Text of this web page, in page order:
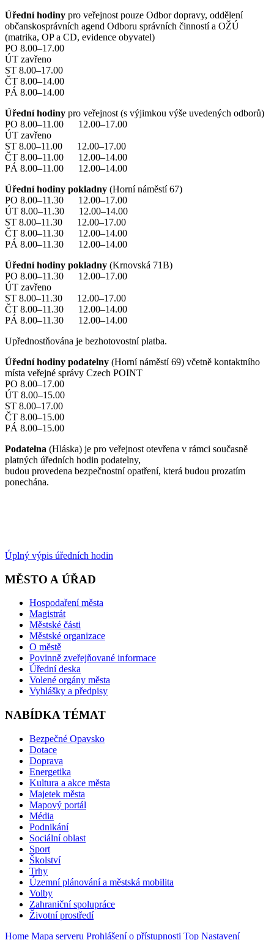
Úřední hodiny pro veřejnost pouze Odbor dopravy, oddělení
občanskosprávních agend Odboru správních činností a OŽÚ
(matrika, OP a CD, evidence obyvatel)
PO 8.00–17.00
ÚT zavřeno
ST 8.00–17.00
ČT 8.00–14.00
PÁ 8.00–14.00
Úřední hodiny pro veřejnost (s výjimkou výše uvedených odborů)
PO 8.00–11.00 12.00–17.00
ÚT zavřeno
ST 8.00–11.00 12.00–17.00
ČT 8.00–11.00 12.00–14.00
PÁ 8.00–11.00 12.00–14.00
Úřední hodiny pokladny (Horní náměstí 67)
PO 8.00–11.30 12.00–17.00
ÚT 8.00–11.30 12.00–14.00
ST 8.00–11.30 12.00–17.00
ČT 8.00–11.30 12.00–14.00
PÁ 8.00–11.30 12.00–14.00
Úřední hodiny pokladny (Krnovská 71B)
PO 8.00–11.30 12.00–17.00
ÚT zavřeno
ST 8.00–11.30 12.00–17.00
ČT 8.00–11.30 12.00–14.00
PÁ 8.00–11.30 12.00–14.00
Upřednostňována je bezhotovostní platba.
Úřední hodiny podatelny (Horní náměstí 69) včetně kontaktního
místa veřejné správy Czech POINT
PO 8.00–17.00
ÚT 8.00–15.00
ST 8.00–17.00
ČT 8.00–15.00
PÁ 8.00–15.00
Podatelna (Hláska) je pro veřejnost otevřena v rámci současně
platných úředních hodin podatelny,
budou provedena bezpečnostní opatření, která budou prozatím
ponechána.
Úplný výpis úředních hodin
MĚSTO A ÚŘAD
Hospodaření města
Magistrát
Městské části
Městské organizace
O městě
Povinně zveřejňované informace
Úřední deska
Volené orgány města
Vyhlášky a předpisy
NABÍDKA TÉMAT
Bezpečné Opavsko
Dotace
Doprava
Energetika
Kultura a akce města
Majetek města
Mapový portál
Média
Podnikání
Sociální oblast
Sport
Školství
Trhy
Územní plánování a městská mobilita
Volby
Zahraniční spolupráce
Životní prostředí
Home Mapa serveru Prohlášení o přístupnosti Top Nastavení